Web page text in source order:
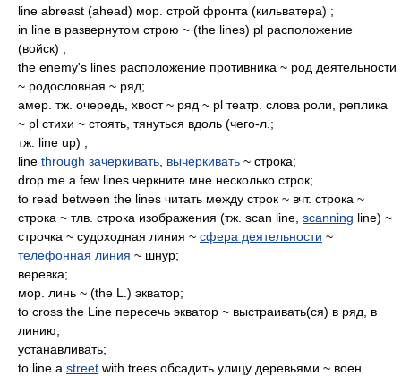
line abreast (ahead) мор. строй фронта (кильватера) ;
in line в развернутом строю ~ (the lines) pl расположение
(войск) ;
the enemy's lines расположение противника ~ род деятельности
~ родословная ~ ряд;
амер. тж. очередь, хвост ~ ряд ~ pl театр. слова роли, реплика
~ pl стихи ~ стоять, тянуться вдоль (чего-л.;
тж. line up) ;
line through зачеркивать вычеркивать ~ строка;
drop me a few lines черкните мне несколько строк;
to read between the lines читать между строк ~ вчт. строка ~
строка ~ тлв. строка изображения (тж. scan line, scanning line) ~
строчка ~ судоходная линия ~ сфера деятельности ~
телефонная линия ~ шнур;
веревка;
мор. линь ~ (the L.) экватор;
to cross the Line пересечь экватор ~ выстраивать(ся) в ряд, в
линию;
устанавливать;
to line a street with trees обсадить улицу деревьями ~ воен.